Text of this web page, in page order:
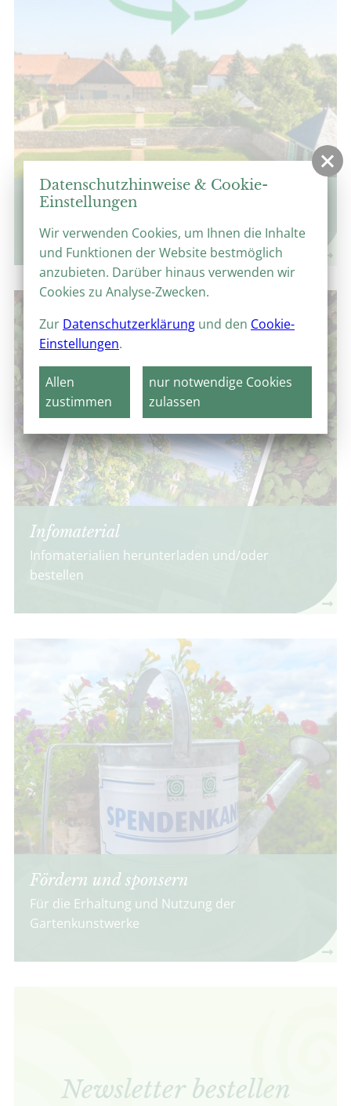
360°-Panoramen
Virtuelle Parkrundgänge
Infomaterial
Infomaterialien herunterladen und/oder
bestellen
Fördern und sponsern
Für die Erhaltung und Nutzung der
Gartenkunstwerke
Newsletter bestellen
Datenschutzhinweise & Cookie-
Einstellungen
Wir verwenden Cookies, um Ihnen die Inhalte
und Funktionen der Website bestmöglich
anzubieten. Darüber hinaus verwenden wir
Cookies zu Analyse-Zwecken.
Zur Datenschutzerklärung und den Cookie-
Einstellungen.
Allen
zustimmen
nur notwendige Cookies
zulassen